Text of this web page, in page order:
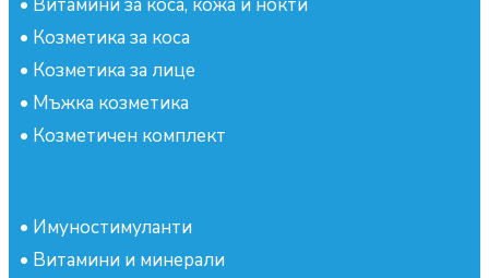
• Козметика за коса
• Козметика за лице
• Мъжка козметика
• Козметичен комплект
• Имуностимуланти
• Витамини и минерали